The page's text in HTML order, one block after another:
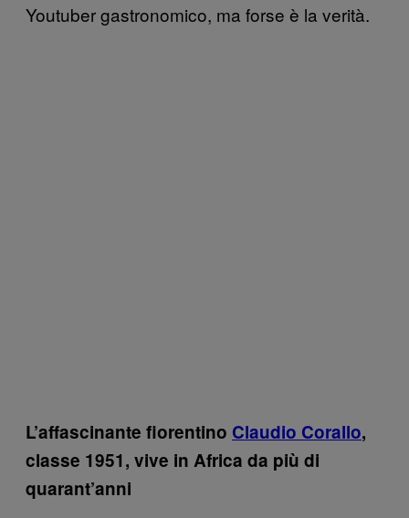
Youtuber gastronomico, ma forse è la verità.
L’affascinante fiorentino Claudio Corallo,
classe 1951, vive in Africa da più di
quarant’anni